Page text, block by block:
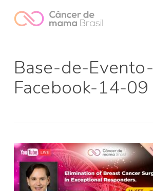
Base-de-Evento-
Facebook-14-09